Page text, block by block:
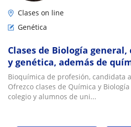
Clases on line
Genética
Clases de Biología
y genética, además de
Bioquímica de profesión, candidata
Ofrezco clases de Química y
colegio y alumnos de uni...